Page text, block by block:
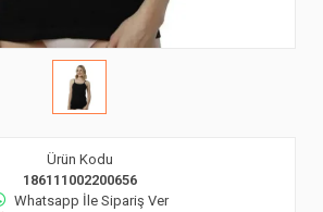
Ürün Kodu
186111002200656
Whatsapp İle Sipariş Ver